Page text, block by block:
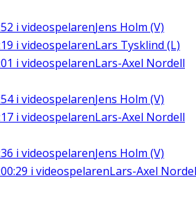
i videospelarenJens Holm (V)
i videospelarenLars Tysklind (L)
i videospelarenLars-Axel Nordell
i videospelarenJens Holm (V)
i videospelarenLars-Axel Nordell
i videospelarenJens Holm (V)
i videospelarenLars-Axel